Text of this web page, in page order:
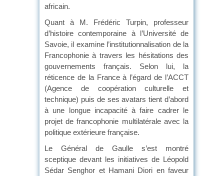
africain.
Quant à M. Frédéric Turpin, professeur
d’histoire contemporaine à l’Université de
Savoie, il examine l’institutionnalisation de la
Francophonie à travers les hésitations des
gouvernements français. Selon lui, la
réticence de la France à l’égard de l’ACCT
(Agence de coopération culturelle et
technique) puis de ses avatars tient d’abord
à une longue incapacité à faire cadrer le
projet de francophonie multilatérale avec la
politique extérieure française.
Le Général de Gaulle s’est montré
sceptique devant les initiatives de Léopold
Sédar Senghor et Hamani Diori en faveur